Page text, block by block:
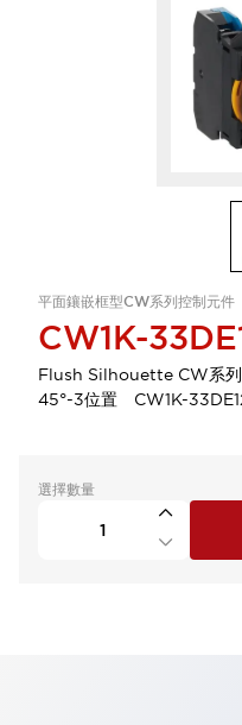
平面鑲嵌框型CW系列控制元件
CW1K-
Flush Silhouette CW系
45°-3位置 CW1K-
選擇數量